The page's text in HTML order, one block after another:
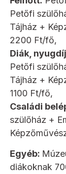
Petőfi
Tájház +
2200 Ft/fő,
Diák,
Petőfi
Tájház +
1100 Ft/fő,
Családi
szülőház +
Egyéb:
diákoknak